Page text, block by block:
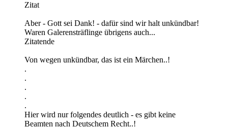
Zitat
Aber - Gott sei Dank! - dafür sind wir halt unkündbar!
Waren Galerensträflinge übrigens auch...
Zitatende
Von wegen unkündbar, das ist ein Märchen..!
.
.
.
.
.
Hier wird nur folgendes deutlich - es gibt keine
Beamten nach Deutschem Recht..!